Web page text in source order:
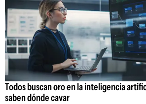
Todos buscan oro en la inteligencia
saben dónde cavar